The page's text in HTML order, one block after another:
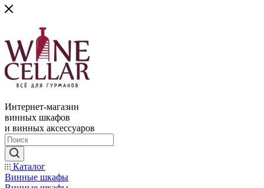
Интернет-магазин
винных шкафов
и винных аксессуаров
Каталог
Винные шкафы